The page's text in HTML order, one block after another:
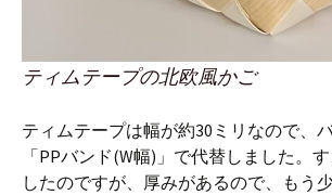
ティムテープの北欧風かご
ティムテープは幅が約30ミリなので、
「PPバンド(W幅)」で代替しました。
したのですが、厚みがあるので、もう